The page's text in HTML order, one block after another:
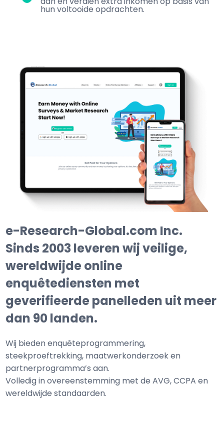
hun voltooide opdrachten.
e-Research-Global.com Inc.
Sinds 2003 leveren wij veilige,
wereldwijde online
enquêtediensten met
geverifieerde panelleden uit meer
dan 90 landen.
Wij bieden enquêteprogrammering,
steekproeftrekking, maatwerkonderzoek en
partnerprogramma’s aan.
Volledig in overeenstemming met de AVG, CCPA en
wereldwijde standaarden.